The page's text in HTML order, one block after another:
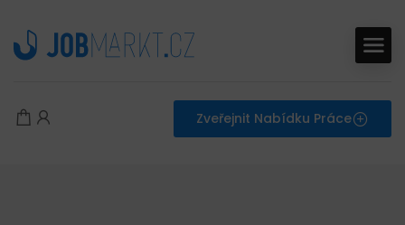
Zveřejnit Nabídku Práce